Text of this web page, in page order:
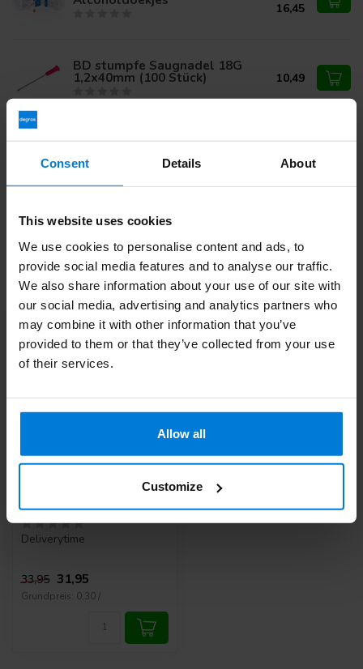
Consent Details About
This website uses cookies
We use cookies to personalise content and ads, to
provide social media features and to analyse our traffic.
We also share information about your use of our site with
our social media, advertising and analytics partners who
may combine it with other information that you’ve
provided to them or that they’ve collected from your use
of their services.
Allow all
Customize
16,45
BD stumpfe Saugnadel 18G
1,2x40mm (100 Stück) 10,49
Haben Sie Fragen zu diesem Produkt?
Zuletzt angesehen
-6%
Filter 0,5u (100 Stück)
Deliverytime
33,95 31,95
Grundpreis: 0,30 /